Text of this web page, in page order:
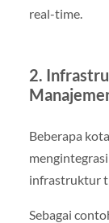
real-time.
2.
Beberapa
infrastruktur
Sebagai